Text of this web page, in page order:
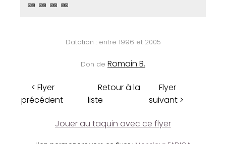
⊠⊠ ⊠⊠ ⊠⊠ ⊠⊠
Datation : entre 1996 et 2005
Don de Romain B.
< Flyer
précédent
Retour à la
liste
Flyer
suivant >
Jouer au taquin avec ce flyer